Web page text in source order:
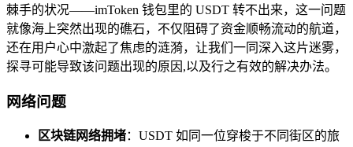
棘手的状况——imToken 钱包里的 USDT 转不出来，这一问题
就像海上突然出现的礁石，不仅阻碍了资金顺畅流动的航道，
还在用户心中激起了焦虑的涟漪，让我们一同深入这片迷雾，
探寻可能导致该问题出现的原因,以及行之有效的解决办法。
网络问题
区块链网络拥堵：USDT 如同一位穿梭于不同街区的旅